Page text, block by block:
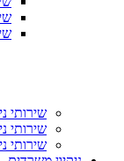
שירותי
שירותי
שירותי